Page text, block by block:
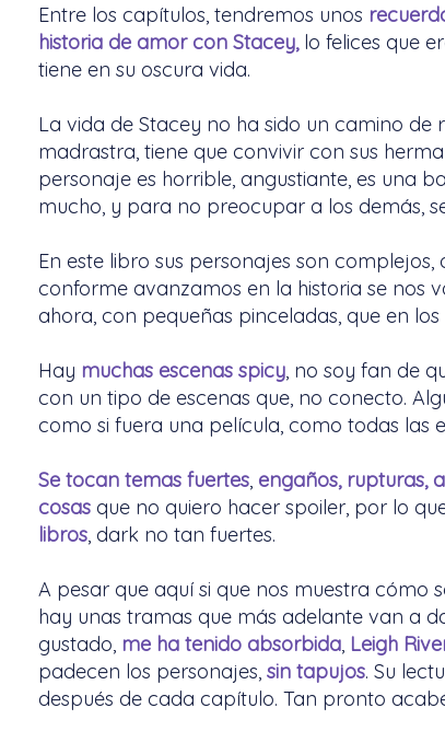
Entre los capítulos, tendremos unos
historia de amor con Stacey,lo felices que
tiene en su oscura vida.
La vida de Stacey no ha sido un camino de
madrastra, tiene que convivir con sus
personaje es horrible, angustiante, es una
mucho, y para no preocupar a los demás,
En este libro sus personajes son
conforme avanzamos en la historia se nos
ahora, con pequeñas pinceladas, que en
Hay muchas escenas spicy , no soy fan de
con un tipo de escenas que, no conecto.
como si fuera una película, como todas las
Se tocan temas fuertes engaños, rupturas,
cosas que no quiero hacer spoiler, por lo
libros , dark no tan fuertes.
A pesar que aquí si que nos muestra cómo
hay unas tramas que más adelante van a
gustado, me ha tenido absorbida Leigh
padecen los personajes, sin tapujos. Su
después de cada capítulo. Tan pronto